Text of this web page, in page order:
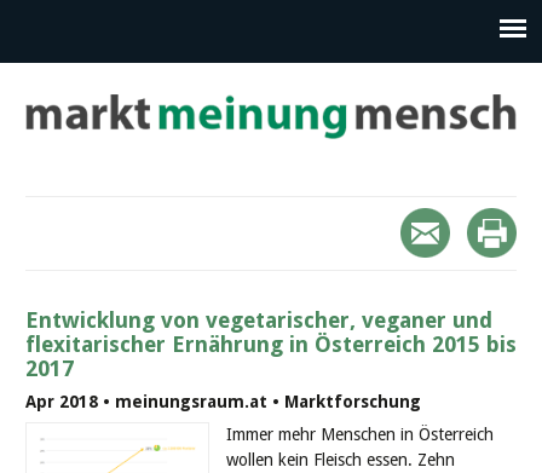
Entwicklung von vegetarischer, veganer und
flexitarischer Ernährung in Österreich 2015 bis
2017
Apr 2018 • meinungsraum.at • Marktforschung
Immer mehr Menschen in Österreich
wollen kein Fleisch essen. Zehn